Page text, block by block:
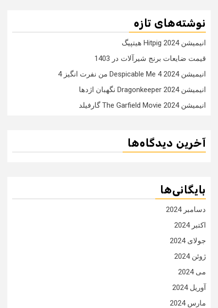
نوشته‌های تازه
انیمیشن Hitpig 2024 هیتپیگ
قیمت ضایعات برنج شیرآلات در 1403
انیمیشن Despicable Me 4 2024 من نفرت انگیز 4
انیمیشن Dragonkeeper 2024 نگهبان اژدها
انیمیشن The Garfield Movie 2024 گارفیلد
آخرین دیدگاه‌ها
بایگانی‌ها
دسامبر 2024
اکتبر 2024
جولای 2024
ژوئن 2024
می 2024
آوریل 2024
مارس 2024